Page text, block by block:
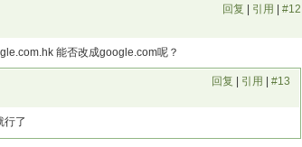
回复 引用 #12
能否改成google.com呢？
回复 引用 #13
行了